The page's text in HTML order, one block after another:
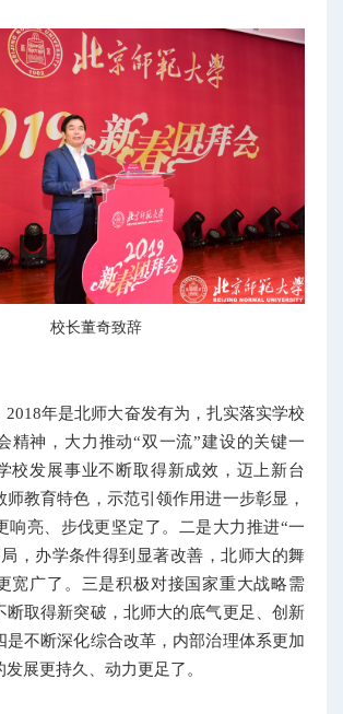
校长董奇致辞
2018年是北师大奋发有为，扎实落实学校
精神，大力推动“双一流”建设的关键一
校发展事业不断取得新成效，迈上新台
师教育特色，示范引领作用进一步彰显，
响亮、步伐更坚定了。二是大力推进“一
，办学条件得到显著改善，北师大的舞
宽广了。三是积极对接国家重大战略需
断取得新突破，北师大的底气更足、创新
是不断深化综合改革，内部治理体系更加
展更持久、动力更足了。